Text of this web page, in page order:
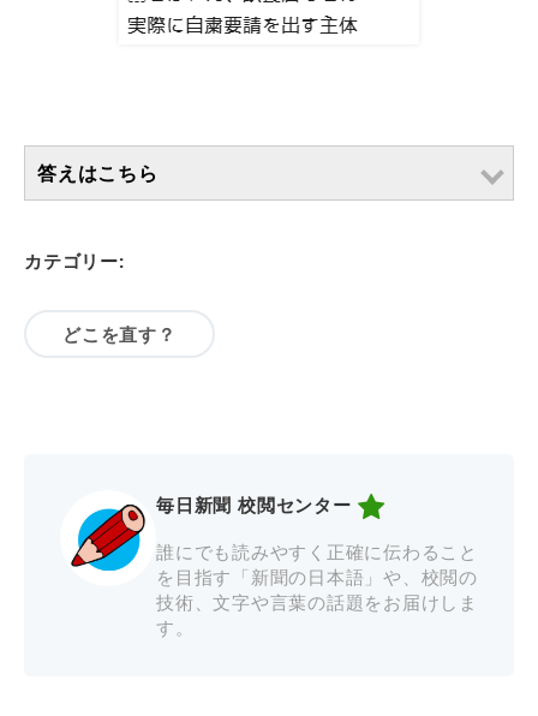
答えはこちら
カテゴリー:
どこを直す？
毎日新聞 校閲センター
誰にでも読みやすく正確に伝わること
を目指す「新聞の日本語」や、校閲の
技術、文字や言葉の話題をお届けしま
す。